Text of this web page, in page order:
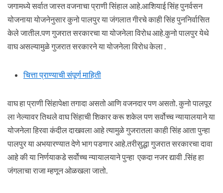
जगामध्ये सर्वात जास्त वजनाचा प्राणी सिंहाल आहे.आशियाई सिंह पुनर्वसन
योजनाया योजनेनुसार कुनो पालपुर या जंगलात गीरचे काही सिंह पुननिर्वासित
केले जातील.पण गुजरात सरकारचा या योजनेला विरोध आहे.कुनो पालपुर येथे
वाघ असल्यामुळे गुजरात सरकारने या योजनेला विरोध केला .
चित्ता प्राण्याची संपूर्ण माहिती
वाघ हा प्राणी सिंहापेक्षा तगादा असतो आणि वजनदार पण असतो. कुनो पालपूर
ला नेल्यावर तिथले वाघ सिंहाची शिकार करू शकेल पण सर्वोच्च न्यायालयाने या
योजनेला हिरवा कंदील दाखवला आहे त्यामुळे गुजरातला काही सिंह आता पुन्हा
पालपुर या अभयारण्यात देणे भाग पडणार आहे.तरीसुद्धा गुजरात सरकारचा दावा
आहे की या निर्णयाकडे सर्वोच्च न्यायालयाने पुन्हा एकदा नजर द्यावी .सिंह हा
जंगलाचा राजा म्हणून ओळखला जातो.